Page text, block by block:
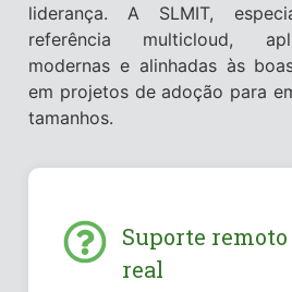
liderança. A SLMIT,
referência multicloud,
modernas e alinhadas às
em projetos de adoção para
tamanhos.
Suporte
real